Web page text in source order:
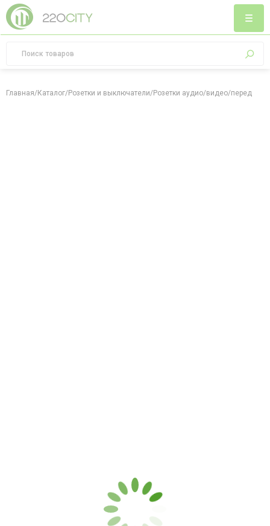
Главная/Каталог/Розетки и выключатели/Розетки аудио/видео/передача